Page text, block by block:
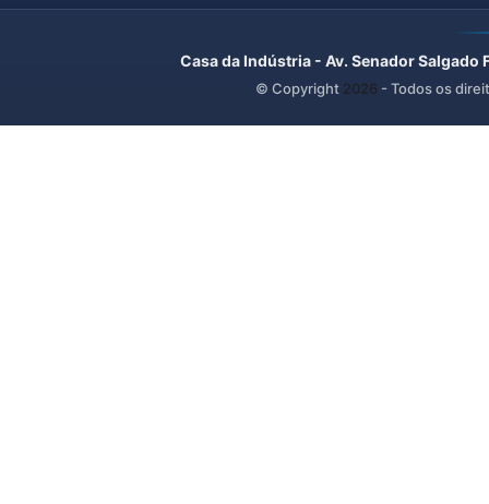
Casa da Indústria - Av. Senador
© Copyright 2026 - Todos os